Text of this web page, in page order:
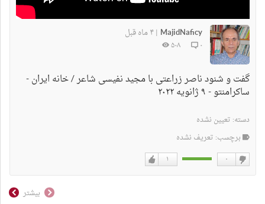
MajidNaficy
|۴ ماه قبل
۰ ۵۰۸
گفت و شنود ناصر زراعتی با مجید نفیسی شاعر / خانه ایران -
ساکرامنتو - ۹ ژانویه ۲۰۲۲
دسته: تعیین نشده
برچسب: تعریف نشده
۱ ۰
بیشتر